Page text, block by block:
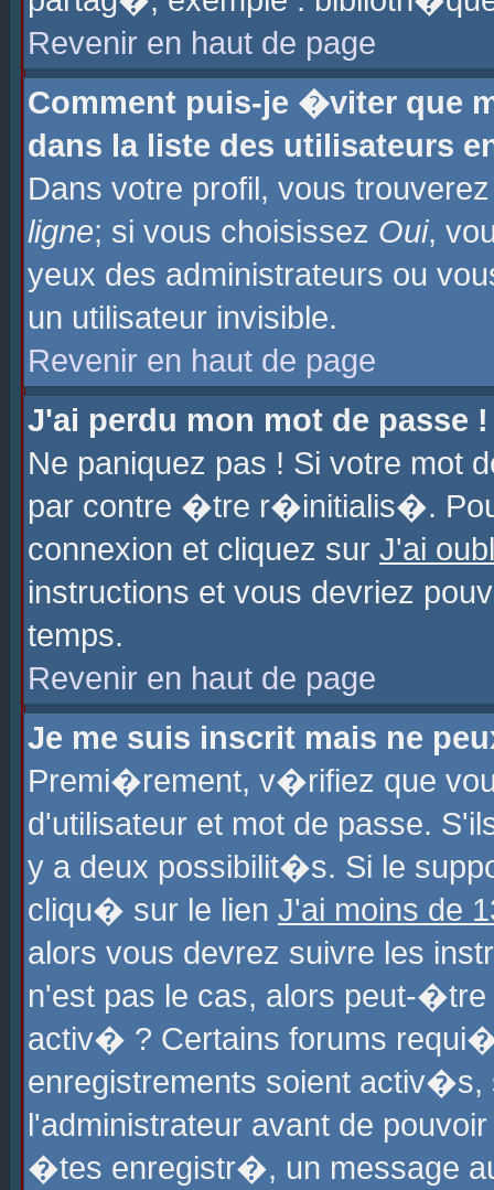
Revenir en haut de page
Comment puis-je �viter que
dans la liste des utilisateurs
Dans votre profil, vous
ligne; si vous choisissez Oui,
yeux des administrateurs ou
un utilisateur invisible.
Revenir en haut de page
J'ai perdu mon mot de passe !
Ne paniquez pas ! Si votre
par contre �tre r�initialis�.
connexion et cliquez sur J'ai
instructions et vous devriez
temps.
Revenir en haut de page
Je me suis inscrit mais ne
Premi�rement, v�rifiez que
d'utilisateur et mot de passe.
y a deux possibilit�s. Si le
cliqu� sur le lien J'ai moins de
alors vous devrez suivre les
n'est pas le cas, alors peut-
activ� ? Certains forums
enregistrements soient
l'administrateur avant de
�tes enregistr�, un message